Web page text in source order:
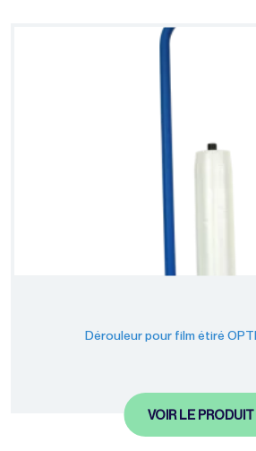
Dérouleur pour film étiré
VOIR LE PRODUIT